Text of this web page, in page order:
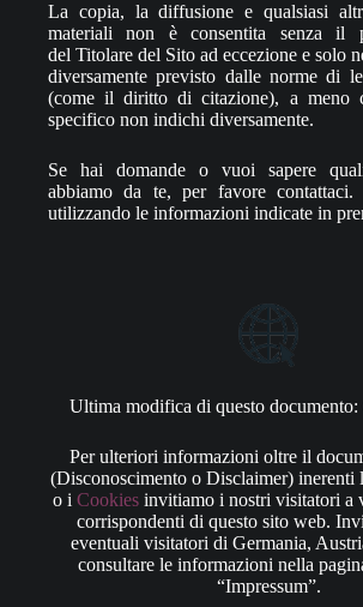
La copia, la diffusione e qualsiasi
materiali non è consentita senza il
del Titolare del Sito ad eccezione e solo
diversamente previsto dalle norme di
(come il diritto di citazione), a meno
specifico non indichi diversamente.
Se hai domande o vuoi sapere
abbiamo da te, per favore contattaci.
utilizzando le informazioni indicate in
Ultima modifica di questo
Per ulteriori informazioni oltre il
(Disconoscimento o Disclaimer) inerenti
o i Cookiesinvitiamo i nostri visitatori a
corrispondenti di questo sito web.
eventuali visitatori di Germania,
consultare le informazioni nella
“Impressum”.